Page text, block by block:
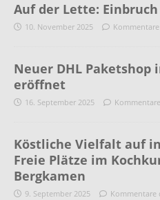
Auf der Lette:
10. November 2025
Neuer DHL Paketshop
eröffnet
16. September 2025
Köstliche Vielfalt auf
Freie Plätze im
Bergkamen
9. September 2025 Kommentare